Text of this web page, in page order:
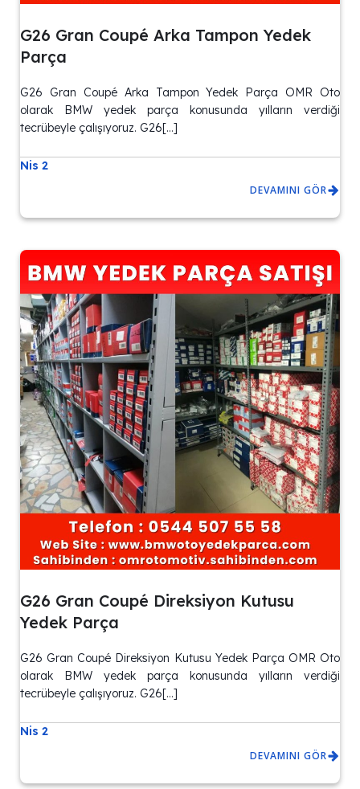
G26 Gran Coupé Arka Tampon Yedek
Parça
G26 Gran Coupé Arka Tampon Yedek Parça OMR Oto
olarak BMW yedek parça konusunda yılların verdiği
tecrübeyle çalışıyoruz. G26[…]
Nis 2
DEVAMINI GÖR
G26 Gran Coupé Direksiyon Kutusu
Yedek Parça
G26 Gran Coupé Direksiyon Kutusu Yedek Parça OMR Oto
olarak BMW yedek parça konusunda yılların verdiği
tecrübeyle çalışıyoruz. G26[…]
Nis 2
DEVAMINI GÖR